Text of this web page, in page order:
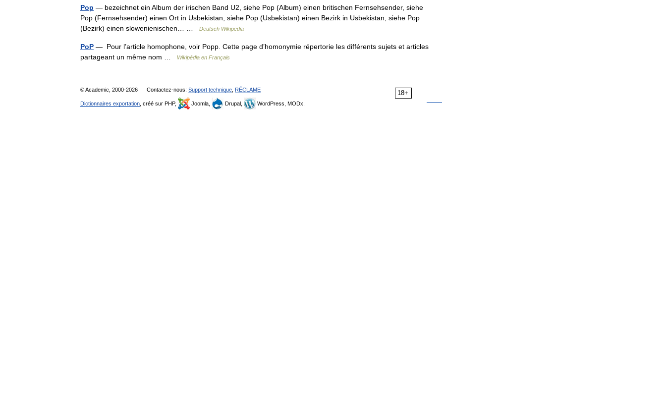
Pop — bezeichnet ein Album der irischen Band U2, siehe Pop (Album) einen britischen Fernsehsender, siehe
Pop (Fernsehsender) einen Ort in Usbekistan, siehe Pop (Usbekistan) einen Bezirk in Usbekistan, siehe Pop
(Bezirk) einen slowenienischen… …
Deutsch Wikipedia
PoP — Pour l’article homophone, voir Popp. Cette page d’homonymie répertorie les différents sujets et articles
partageant un même nom …
Wikipédia en Français
18+
© Academic, 2000-2026 Contactez-nous: Support technique RÉCLAME
Dictionnaires exportation , créé sur PHP, Joomla, Drupal, WordPress, MODx.